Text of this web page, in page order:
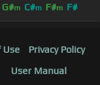
G#m C#m F#m F#
Use
Privacy Policy
User Manual